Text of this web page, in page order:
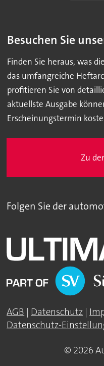
Besuchen Sie
Finden Sie heraus, was
das umfangreiche
profitieren Sie von
aktuellste Ausgabe
Erscheinungstermin
Zu
Folgen Sie der
AGB | Datenschutz |
Datenschutz-
© 2026